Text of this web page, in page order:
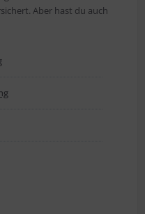
Aber hast du auch